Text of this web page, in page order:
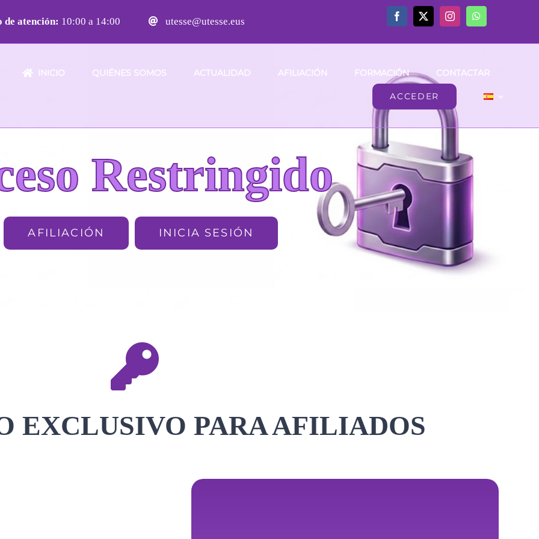
atención: 10:00 a 14:00 utesse@utesse.eus
INICIO QUIÉNES SOMOS ACTUALIDAD AFILIACIÓN FORMACIÓN CONTACTAR
ACCEDER
Restringido
AFILIACIÓN INICIA SESIÓN
EXCLUSIVO PARA AFILIADOS